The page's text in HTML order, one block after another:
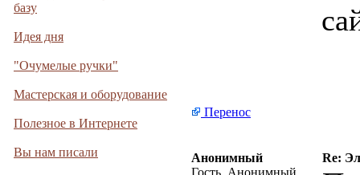
базу
Идея дня
"Очумелые ручки"
Мастерская и оборудование
Полезное в Интернете
Вы нам писали
Перенос
Анонимный
Re:
Гость_Анонимный